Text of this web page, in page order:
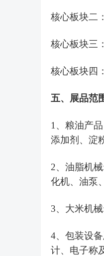
核心板块二：
核心板块三：
核心板块四：
五、 展品范
1 、 粮油产品
添加剂、 淀
2、 油脂机械
化机、油泵
3、 大米机械
4、包装设
计、电子称